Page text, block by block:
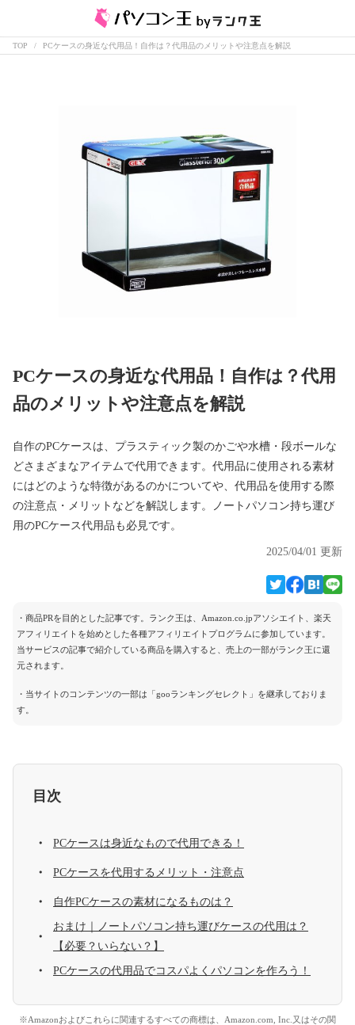
TOP PCケースの身近な代用品！自作は？代用品のメリットや注意点を解説
PCケースの身近な代用品！自作は？代用
品のメリットや注意点を解説
自作のPCケースは、プラスティック製のかごや水槽・段ボールな
どさまざまなアイテムで代用できます。代用品に使用される素材
にはどのような特徴があるのかについてや、代用品を使用する際
の注意点・メリットなどを解説します。ノートパソコン持ち運び
用のPCケース代用品も必見です。
2025/04/01 更新
・商品PRを目的とした記事です。ランク王は、Amazon.co.jpアソシエイト、楽天
アフィリエイトを始めとした各種アフィリエイトプログラムに参加しています。
当サービスの記事で紹介している商品を購入すると、売上の一部がランク王に還
元されます。
・当サイトのコンテンツの一部は「gooランキングセレクト」を継承しておりま
す。
目次
PCケースは身近なもので代用できる！
PCケースを代用するメリット・注意点
自作PCケースの素材になるものは？
おまけ｜ノートパソコン持ち運びケースの代用は？
【必要？いらない？】
PCケースの代用品でコスパよくパソコンを作ろう！
※Amazonおよびこれらに関連するすべての商標は、Amazon.com, Inc.又はその関